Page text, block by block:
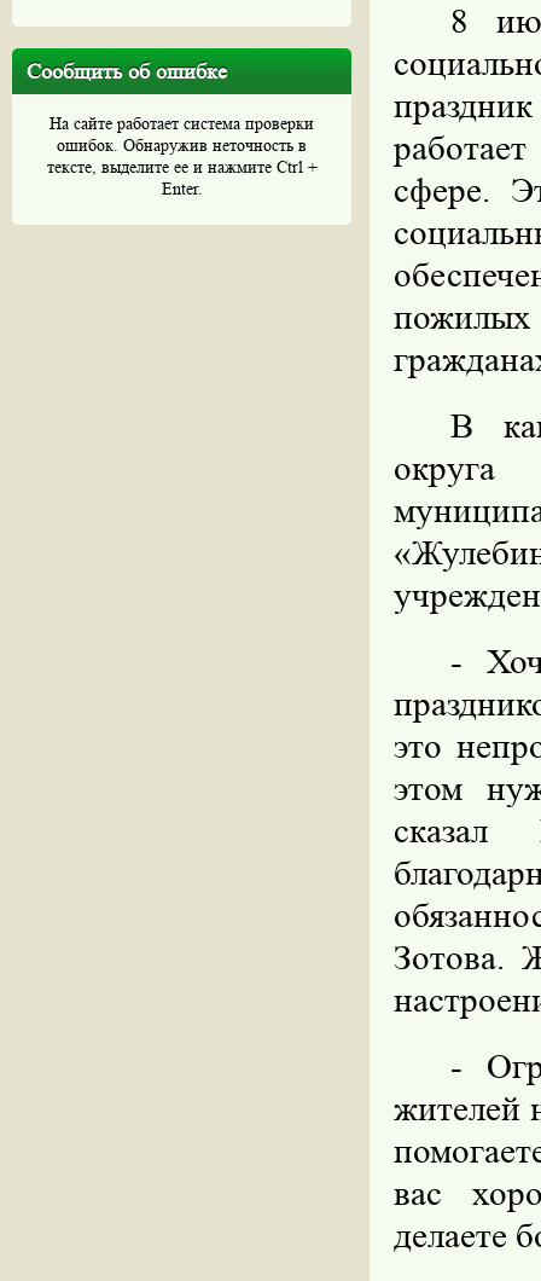
Сообщить об ошибке
На сайте работает система проверки
ошибок. Обнаружив неточность в
тексте, выделите ее и нажмите Ctrl +
Enter.
8
сфере.
В
-
это
этом
Зотова.
-
жителей
вас
делаете